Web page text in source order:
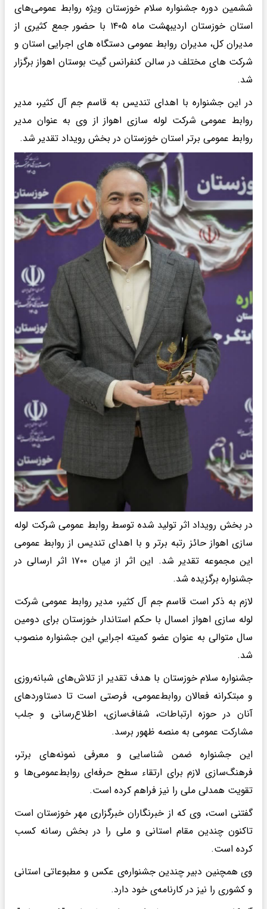
ششمین دوره جشنواره سلام خوزستان ویژه روابط عمومی‌های
استان خوزستان اردیبهشت ماه ۱۴۰۵ با حضور جمع کثیری از
مدیران کل، مدیران روابط عمومی دستگاه های اجرایی استان و
شرکت های مختلف در سالن کنفرانس گیت بوستان اهواز برگزار
شد.
در این جشنواره با اهدای تندیس به قاسم جم آل کثیر، مدیر
روابط عمومی شرکت لوله سازی اهواز از وی به عنوان مدیر
روابط عمومی برتر استان خوزستان در بخش رویداد تقدیر شد.
در بخش رویداد اثر تولید شده توسط روابط عمومی شرکت لوله
سازی اهواز حائز رتبه برتر و با اهدای تندیس از روابط عمومی
این مجموعه تقدیر شد. این اثر از میان ۱۷۰۰ اثر ارسالی در
جشنواره برگزیده شد.
لازم به ذکر است قاسم جم آل کثیر، مدیر روابط عمومی شرکت
لوله سازی اهواز امسال با حکم استاندار خوزستان برای دومین
سال متوالی به عنوان عضو کمیته اجراییِ این جشنواره منصوب
شد.
جشنواره سلام خوزستان با هدف تقدیر از تلاش‌های شبانه‌روزی
و مبتکرانه فعالان روابط‌عمومی، فرصتی است تا دستاوردهای
آنان در حوزه ارتباطات، شفاف‌سازی، اطلاع‌رسانی و جلب
مشارکت عمومی به منصه ظهور برسد.
این جشنواره ضمن شناسایی و معرفی نمونه‌های برتر،
فرهنگ‌سازی لازم برای ارتقاء سطح حرفه‌ای روابط‌عمومی‌ها و
تقویت همدلی ملی را نیز فراهم کرده است.
گفتنی است، وی که از خبرنگاران خبرگزاری مهر خوزستان است
تاکنون چندین مقام استانی و ملی را در بخش رسانه کسب
کرده است.
وی همچنین دبیر چندین جشنواره‌ی عکس و مطبوعاتی استانی
و کشوری را نیز در کارنامه‌ی خود دارد.